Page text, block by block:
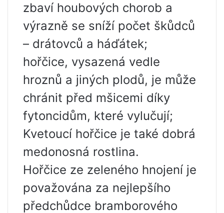
zbaví houbových chorob a
výrazně se sníží počet škůdců
– drátovců a háďátek;
hořčice, vysazená vedle
hroznů a jiných plodů, je může
chránit před mšicemi díky
fytoncidům, které vylučují;
Kvetoucí hořčice je také dobrá
medonosná rostlina.
Hořčice ze zeleného hnojení je
považována za nejlepšího
předchůdce bramborového